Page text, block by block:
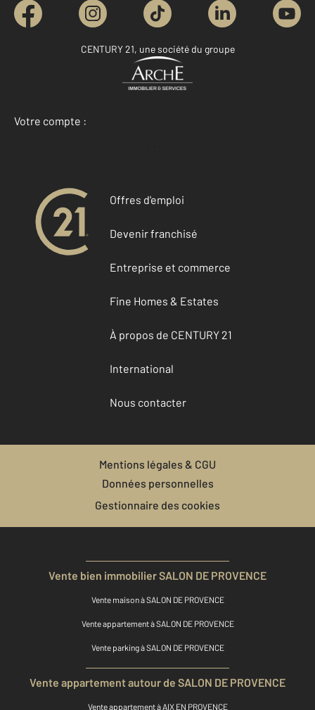
CENTURY 21, une société du groupe
Votre compte :
Accéder à mon compte
Offres d'emploi
Devenir franchisé
Entreprise et commerce
Fine Homes & Estates
À propos de CENTURY 21
International
Nous contacter
Mentions légales & CGU
Données personnelles
Gestionnaire des cookies
Vente bien immobilier SALON DE PROVENCE
Vente maison à SALON DE PROVENCE
Vente appartement à SALON DE PROVENCE
Vente parking à SALON DE PROVENCE
Vente appartement autour de SALON DE PROVENCE
Vente appartement à AIX EN PROVENCE